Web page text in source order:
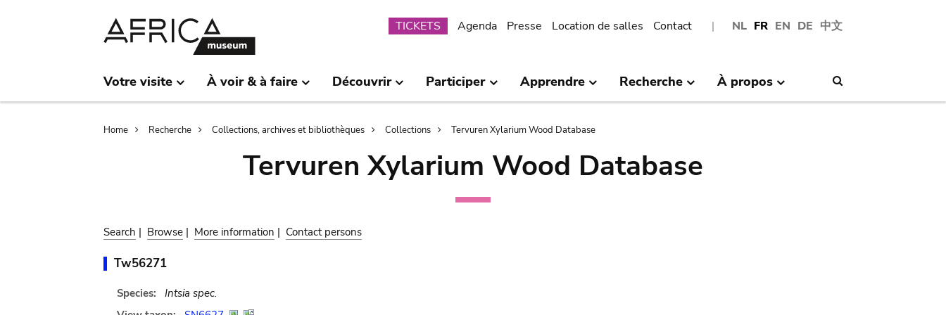
NL FR EN DE 中文
Submenu
TICKETS Agenda Presse Location de salles Contact
Votre visite À voir & à faire Découvrir Participer Apprendre Recherche À propos
Breadcrumb
Home Recherche Collections, archives et bibliothèques Collections Tervuren Xylarium Wood Database
Tervuren Xylarium Wood Database
Search | Browse | More information | Contact persons
Tw56271
Species:
Intsia spec.